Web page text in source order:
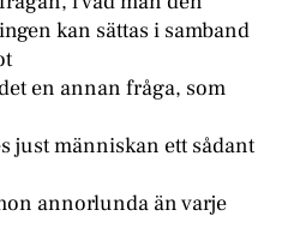
kan sättas i samband
en annan fråga, som
just människan ett sådant
annorlunda än varje